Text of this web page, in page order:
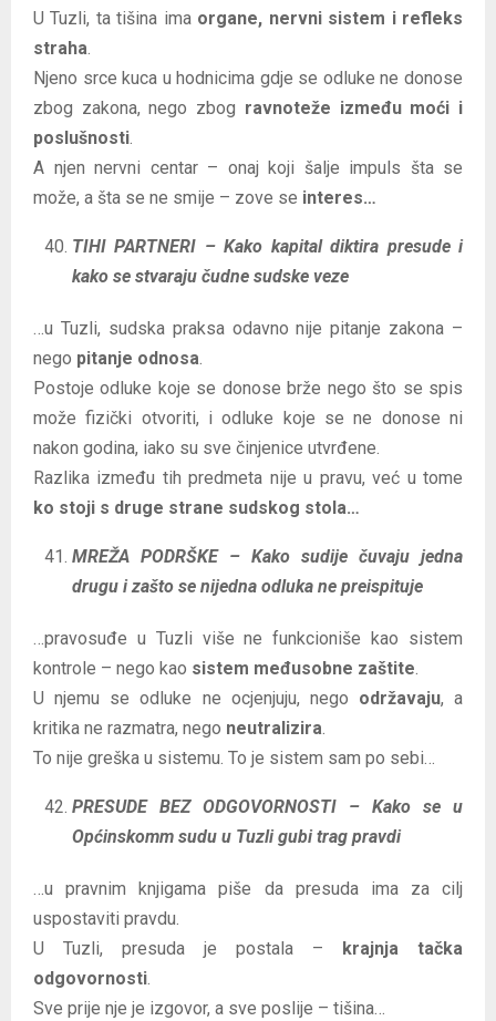
U Tuzli, ta tišina ima organe, nervni sistem i refleks
straha
Njeno srce kuca u hodnicima gdje se odluke ne donose
zbog zakona, nego zbog ravnoteže između moći i
poslušnosti
A njen nervni centar – onaj koji šalje impuls šta se
može, a šta se ne smije – zove se interes…
TIHI PARTNERI – Kako kapital diktira presude i
kako se stvaraju čudne sudske veze
…u Tuzli, sudska praksa odavno nije pitanje zakona –
nego pitanje odnosa
Postoje odluke koje se donose brže nego što se spis
može fizički otvoriti, i odluke koje se ne donose ni
nakon godina, iako su sve činjenice utvrđene.
Razlika između tih predmeta nije u pravu, već u tome
ko stoji s druge strane sudskog stola…
MREŽA PODRŠKE – Kako sudije čuvaju jedna
drugu i zašto se nijedna odluka ne preispituje
…pravosuđe u Tuzli više ne funkcioniše kao sistem
kontrole – nego kao sistem međusobne zaštite
U njemu se odluke ne ocjenjuju, nego održavaju, a
kritika ne razmatra, nego neutralizira
To nije greška u sistemu. To je sistem sam po sebi…
PRESUDE BEZ ODGOVORNOSTI – Kako se u
Općinskomm sudu u Tuzli gubi trag pravdi
…u pravnim knjigama piše da presuda ima za cilj
uspostaviti pravdu.
U Tuzli, presuda je postala – krajnja tačka
odgovornosti
Sve prije nje je izgovor, a sve poslije – tišina…